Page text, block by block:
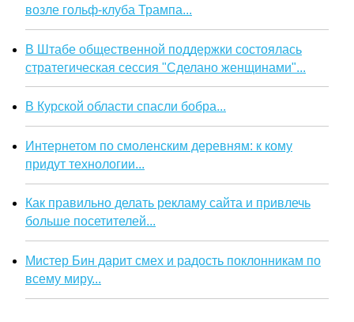
возле гольф-клуба Трампа...
В Штабе общественной поддержки состоялась
стратегическая сессия "Сделано женщинами"...
В Курской области спасли бобра...
Интернетом по смоленским деревням: к кому
придут технологии...
Как правильно делать рекламу сайта и привлечь
больше посетителей...
Мистер Бин дарит смех и радость поклонникам по
всему миру...